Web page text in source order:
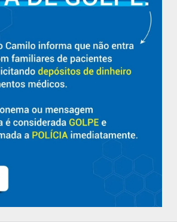
– há mais de 50 anos cuidando da saúde
e compromisso com a vida em